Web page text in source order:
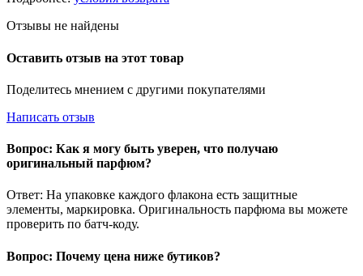
Отзывы не найдены
Оставить отзыв на этот товар
Поделитесь мнением с другими покупателями
Написать отзыв
Вопрос: Как я могу быть уверен, что получаю
оригинальный парфюм?
Ответ: На упаковке каждого флакона есть защитные
элементы, маркировка. Оригинальность парфюма вы можете
проверить по батч-коду.
Вопрос: Почему цена ниже бутиков?